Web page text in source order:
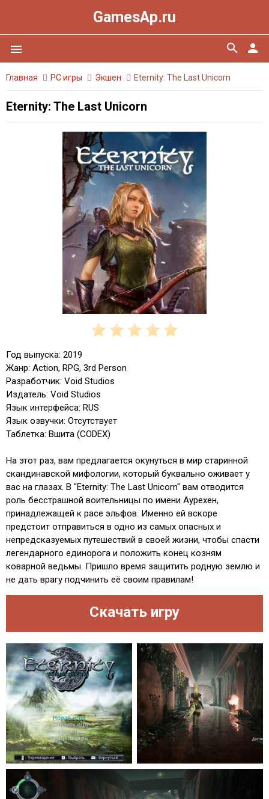
GamesAp.ru
menu person
search
Главная PC игры Экшен Eternity: The Last Unicorn
Eternity: The Last Unicorn
Год выпуска: 2019
Жанр: Action, RPG, 3rd Person
Разработчик: Void Studios
Издатель: Void Studios
Язык интерфейса: RUS
Язык озвучки: Отсутствует
Таблетка: Вшита (CODEX)
На этот раз, вам предлагается окунуться в мир старинной
скандинавской мифологии, который буквально оживает у
вас на глазах. В "Eternity: The Last Unicorn" вам отводится
роль бесстрашной воительницы по имени Аурехен,
принадлежащей к расе эльфов. Именно ей вскоре
предстоит отправиться в одно из самых опасных и
непредсказуемых путешествий в своей жизни, чтобы спасти
легендарного единорога и положить конец козням
коварной ведьмы. Пришло время защитить родную землю и
не дать врагу подчинить её своим правилам!
Скачать игру